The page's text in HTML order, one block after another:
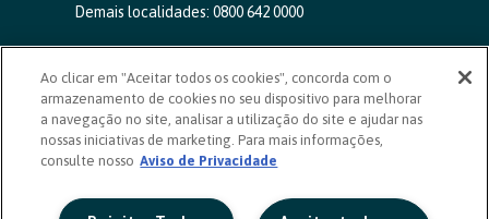
Demais localidades: 0800 642 0000
SAC 24 horas-0800 724 4420
Ouvidoria
0800 725 0996
(de segunda a sexta, das 8h às 20h)
ouvidoriasicoob.com.br
Deficientes auditivos ou de fala
Ao clicar em "Aceitar todos os cookies", concorda com o
armazenamento de cookies no seu dispositivo para melhorar
a navegação no site, analisar a utilização do site e ajudar nas
nossas iniciativas de marketing. Para mais informações,
consulte nosso Aviso de Privacidade